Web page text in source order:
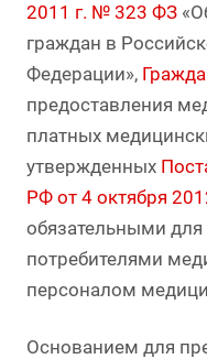
2011 г. № 323 ФЗ
граждан в
Федерации»,
предоставления
платных
утвержденных
РФ от 4 октября
обязательными
потребителями
персоналом
Основанием для